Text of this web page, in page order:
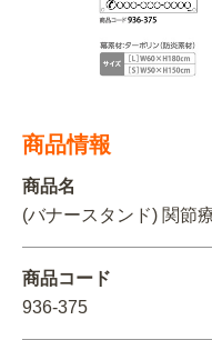
イベント・季節
車・バイク関連
OTHER ITEMS
お支払方法
お客様の声
オリジナルオーダー
商品情報
商品名
(バナースタンド) 関節
商品コード
936-375